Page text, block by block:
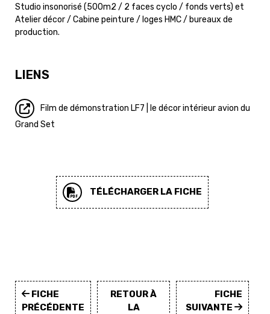
Studio insonorisé (500m2 / 2 faces cyclo / fonds verts) et
Atelier décor / Cabine peinture / loges HMC / bureaux de
production.
LIENS
Film de démonstration LF7 | le décor intérieur avion du
Grand Set
TÉLÉCHARGER LA FICHE
FICHE
PRÉCÉDENTE
RETOUR À
LA
FICHE
SUIVANTE